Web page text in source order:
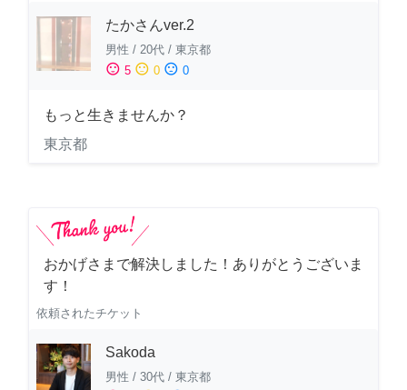
たかさんver.2
男性 / 20代 / 東京都
sentiment_satisfied 5 sentiment_neutral 0 sentiment_dissatisfied 0
もっと生きませんか？
東京都
おかげさまで解決しました！ありがとうございま
す！
依頼されたチケット
Sakoda
男性 / 30代 / 東京都